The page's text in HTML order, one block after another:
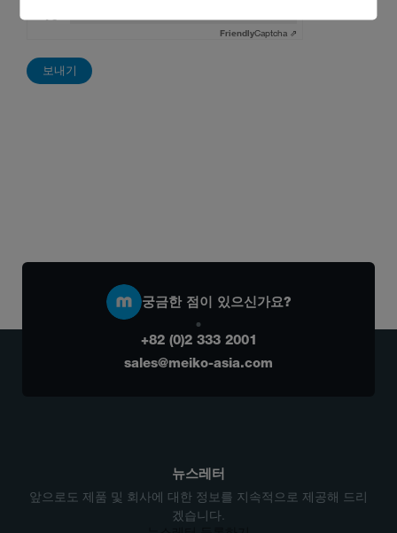
FriendlyCaptcha ⇗
궁금한 점이 있으신가요?
+82 (0)2 333 2001
sales@meiko-asia.com
뉴스레터
앞으로도 제품 및 회사에 대한 정보를 지속적으로 제공해 드리
겠습니다.